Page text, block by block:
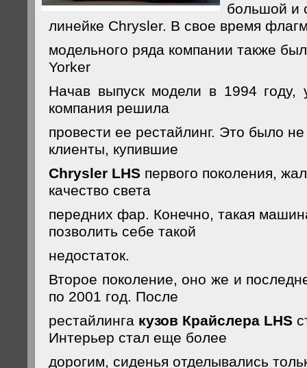
большой и
линейке Chrysler. В свое время
модельного ряда компании также
Yorker
Начав выпуск модели в 1994 году,
компания решила
провести ее рестайлинг. Это было
клиенты, купившие
Chrysler LHS первого поколения,
качество света
передних фар. Конечно, такая
позволить себе такой
недостаток.
Второе поколение, оно же и
по 2001 год. После
рестайлинга кузов Крайслера LHS
Интерьер стал еще более
дорогим, сиденья отделывались